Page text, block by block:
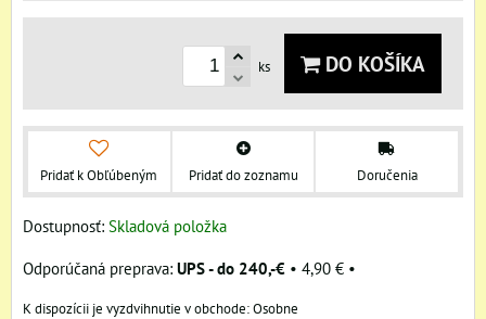
ks DO KOŠÍKA
Pridať k Obľúbeným Pridať do zoznamu Doručenia
Dostupnosť: Skladová položka
UPS - do 240,-€ • 4,90 € •
Osobne